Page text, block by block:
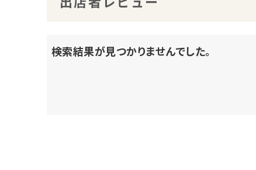
検索結果が見つかりませんでした。